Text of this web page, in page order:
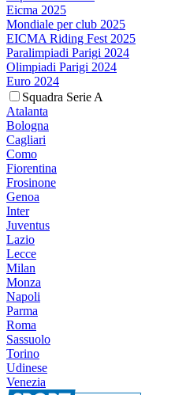
Eicma 2025
Mondiale per club 2025
EICMA Riding Fest 2025
Paralimpiadi Parigi 2024
Olimpiadi Parigi 2024
Euro 2024
Squadra Serie A
Atalanta
Bologna
Cagliari
Como
Fiorentina
Frosinone
Genoa
Inter
Juventus
Lazio
Lecce
Milan
Monza
Napoli
Parma
Roma
Sassuolo
Torino
Udinese
Venezia